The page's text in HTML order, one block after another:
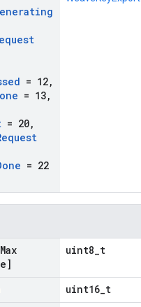
= 12,
= 13,
= 20,
= 22
Max
uint8_t
uint16_t